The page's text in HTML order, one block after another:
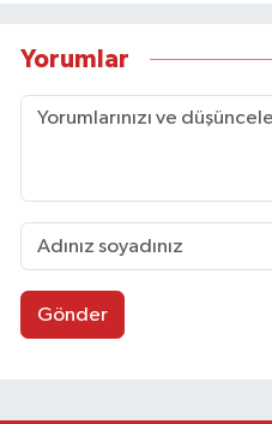
Yorumlar
Gönder